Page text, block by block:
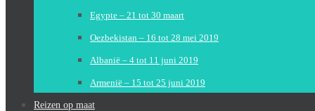
Egypte – 21 tot 30 maart
Oezbekistan – 16 tot 28 mei 2019
Albanië – 4 tot 11 juni 2019
Armenië – 15 tot 25 juni 2019
Reizen op maat